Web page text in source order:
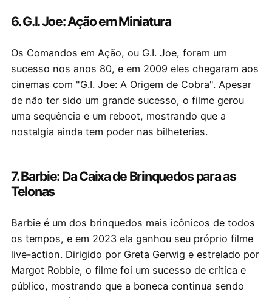
6. G.I. Joe: Ação em Miniatura
Os Comandos em Ação, ou G.I. Joe, foram um
sucesso nos anos 80, e em 2009 eles chegaram aos
cinemas com "G.I. Joe: A Origem de Cobra". Apesar
de não ter sido um grande sucesso, o filme gerou
uma sequência e um reboot, mostrando que a
nostalgia ainda tem poder nas bilheterias.
7. Barbie: Da Caixa de Brinquedos para as
Telonas
Barbie é um dos brinquedos mais icônicos de todos
os tempos, e em 2023 ela ganhou seu próprio filme
live-action. Dirigido por Greta Gerwig e estrelado por
Margot Robbie, o filme foi um sucesso de crítica e
público, mostrando que a boneca continua sendo